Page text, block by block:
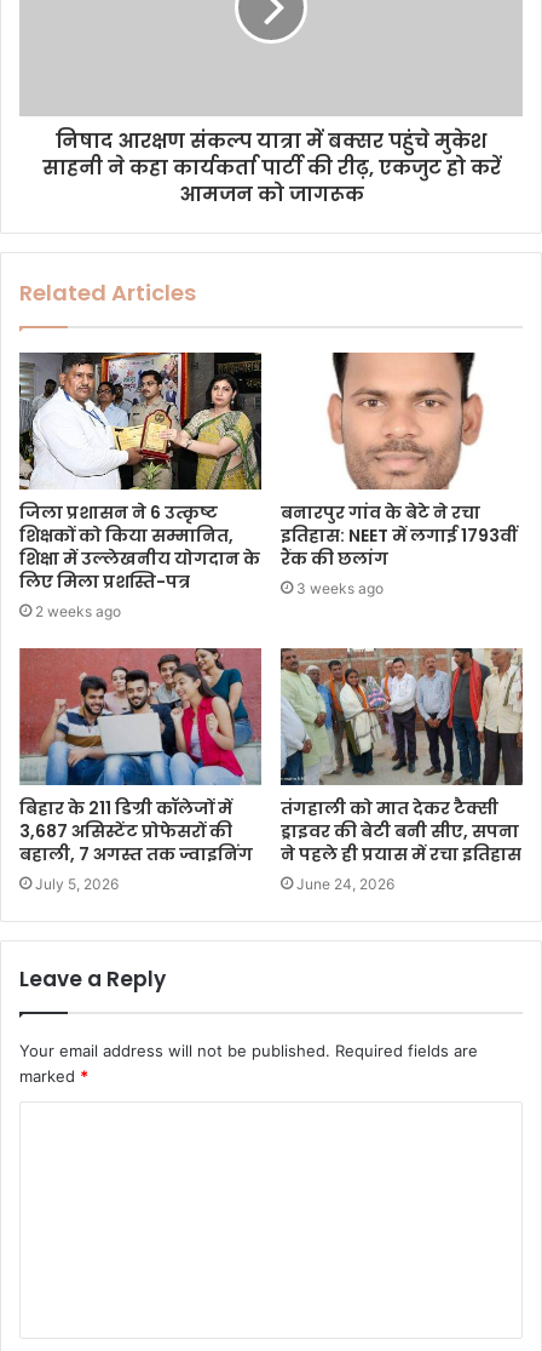
निषाद आरक्षण संकल्प यात्रा में बक्सर पहुंचे मुकेश
साहनी ने कहा कार्यकर्ता पार्टी की रीढ़, एकजुट हो करें
आमजन को जागरूक
Related Articles
जिला प्रशासन ने 6 उत्कृष्ट
शिक्षकों को किया सम्मानित,
शिक्षा में उल्लेखनीय योगदान के
लिए मिला प्रशस्ति-पत्र
2 weeks ago
बनारपुर गांव के बेटे ने रचा
इतिहास: NEET में लगाई 1793वीं
रैंक की छलांग
3 weeks ago
बिहार के 211 डिग्री कॉलेजों में
3,687 असिस्टेंट प्रोफेसरों की
बहाली, 7 अगस्त तक ज्वाइनिंग
July 5, 2026
तंगहाली को मात देकर टैक्सी
ड्राइवर की बेटी बनी सीए, सपना
ने पहले ही प्रयास में रचा इतिहास
June 24, 2026
Leave a Reply
Your email address will not be published. Required fields are
marked *